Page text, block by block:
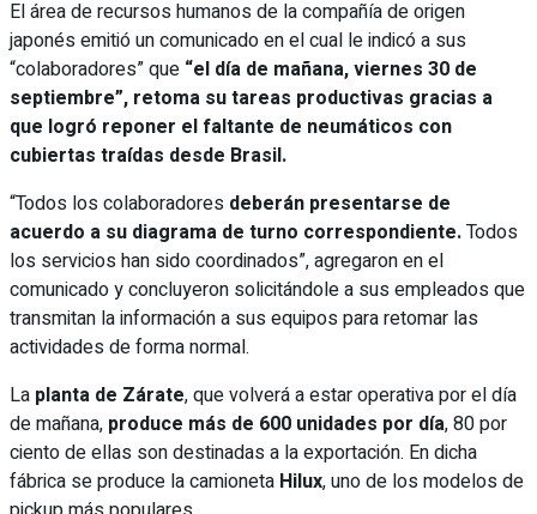
El área de recursos humanos de la compañía de origen
japonés emitió un comunicado en el cual le indicó a sus
“colaboradores” que “el día de mañana, viernes 30 de
septiembre”, retoma su tareas productivas gracias a
que logró reponer el faltante de neumáticos con
cubiertas traídas desde Brasil.
“Todos los colaboradores deberán presentarse de
acuerdo a su diagrama de turno correspondiente.Todos
los servicios han sido coordinados”, agregaron en el
comunicado y concluyeron solicitándole a sus empleados que
transmitan la información a sus equipos para retomar las
actividades de forma normal.
La planta de Zárate, que volverá a estar operativa por el día
de mañana, produce más de 600 unidades por día, 80 por
ciento de ellas son destinadas a la exportación. En dicha
fábrica se produce la camioneta Hilux, uno de los modelos de